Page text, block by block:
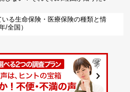
る生命保険・医療保険の種類と情
/全国）